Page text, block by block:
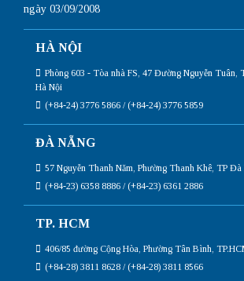
ngày 03/09/2008
HÀ NỘI
Phòng 603 - Tòa nhà FS, 47 Đường Nguyễn Tuân,
Hà Nội
(+84-24) 3776 5866 / (+84-24) 3776 5859
ĐÀ NẴNG
57 Nguyễn Thanh Năm, Phường Thanh Khê, TP Đà
(+84-23) 6358 8886 / (+84-23) 6361 2886
TP. HCM
406/85 đường Cộng Hòa, Phường Tân Bình,
(+84-28) 3811 8628 / (+84-28) 3811 8566